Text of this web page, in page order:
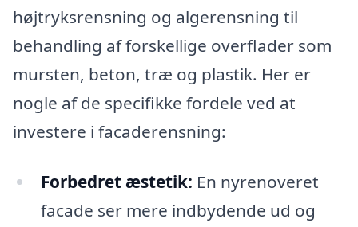
højtryksrensning og algerensning til
behandling af forskellige overflader som
mursten, beton, træ og plastik. Her er
nogle af de specifikke fordele ved at
investere i facaderensning:
Forbedret æstetik: En nyrenoveret
facade ser mere indbydende ud og